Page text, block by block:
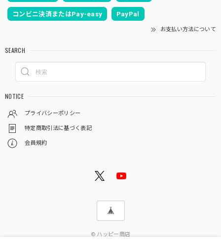
コンビニ決済またはPay-easy PayPal
お支払い方法について
SEARCH
NOTICE
プライバシーポリシー
特定商取引法に基づく表記
会員規約
© ハッピー商店